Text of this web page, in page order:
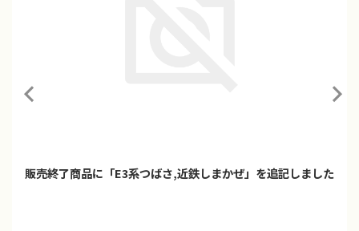
販売終了商品に「E3系つばさ,近鉄しまかぜ」を追記しました